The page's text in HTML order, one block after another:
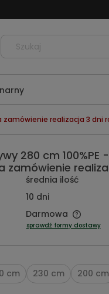
zamówienie realizacja 3 dni
280 cm
zamówienie
średnia ilość
10 dni
Darmowa
sprawdź formy dostawy
cm 230 cm 200 cm